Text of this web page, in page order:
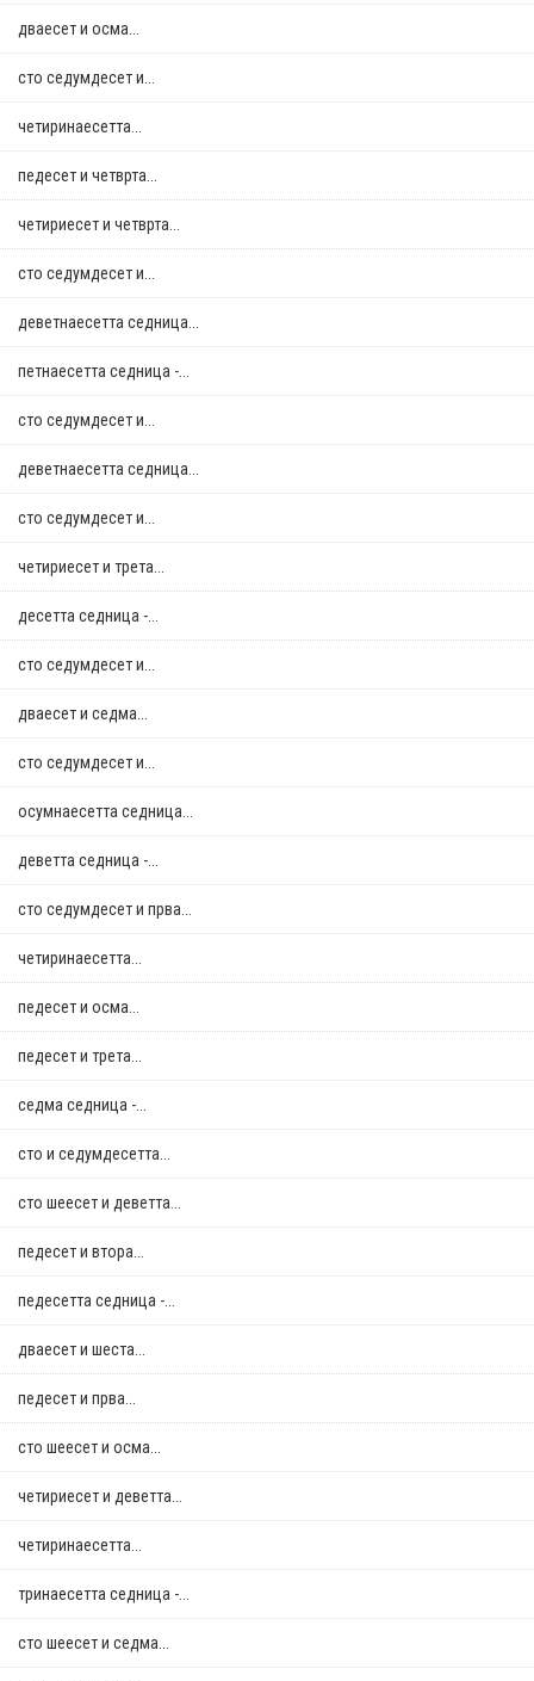
дваесет и осма...
сто седумдесет и...
четиринаесетта...
педесет и четврта...
четириесет и четврта...
сто седумдесет и...
деветнаесетта седница...
петнаесетта седница -...
сто седумдесет и...
деветнаесетта седница...
сто седумдесет и...
четириесет и трета...
десетта седница -...
сто седумдесет и...
дваесет и седма...
сто седумдесет и...
осумнaесетта седница...
деветта седница -...
сто седумдесет и прва...
четиринаесетта...
педесет и осма...
педесет и трета...
седма седница -...
сто и седумдесетта...
сто шеесет и деветта...
педесет и втора...
педесетта седница -...
дваесет и шеста...
педесет и прва...
сто шеесет и осма...
четириесет и деветта...
четиринаесетта...
тринаесетта седница -...
сто шеесет и седма...